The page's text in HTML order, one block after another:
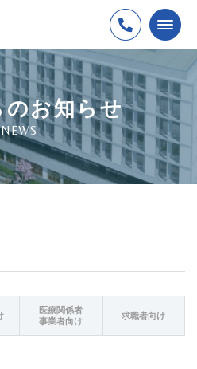
のお知らせ
NEWS
医療関係者
事業者向け
求職者向け